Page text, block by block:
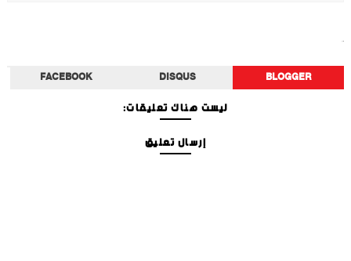
BLOGGER
DISQUS
FACEBOOK
ليست هناك تعليقات:
إرسال تعليق